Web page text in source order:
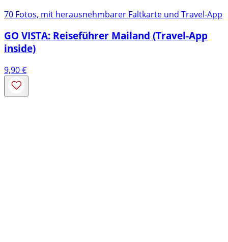
70 Fotos, mit herausnehmbarer Faltkarte und Travel-App
GO VISTA: Reiseführer Mailand (Travel-App
inside)
9,90€